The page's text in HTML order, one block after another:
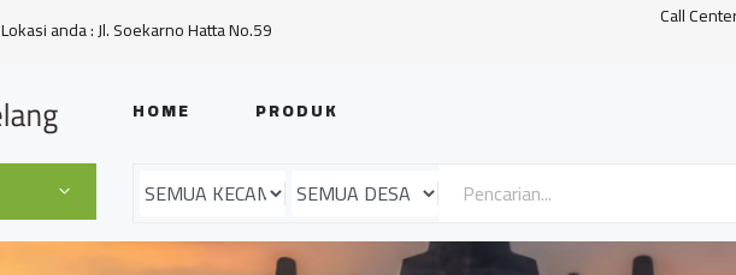
Lokasi anda : Jl. Soekarno Hatta No.59 Call
HOME PRODUK